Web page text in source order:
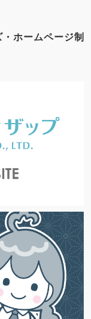
ホームページ制